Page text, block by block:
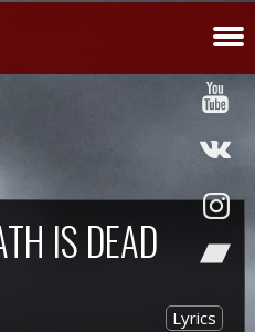
IS DEAD
Lyrics